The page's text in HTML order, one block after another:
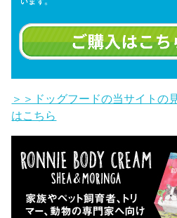
＞＞ドッグフードの当サイトの
はこちら